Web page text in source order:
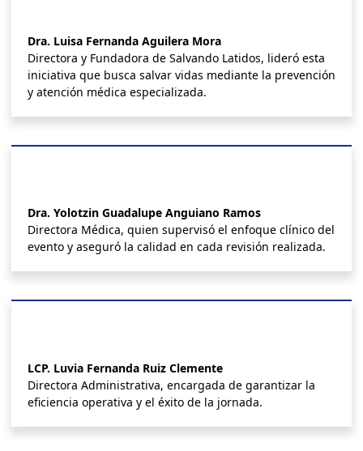
Dra. Luisa Fernanda Aguilera Mora
Directora y Fundadora de Salvando Latidos, lideró esta
iniciativa que busca salvar vidas mediante la prevención
y atención médica especializada.
Dra. Yolotzin Guadalupe Anguiano Ramos
Directora Médica, quien supervisó el enfoque clínico del
evento y aseguró la calidad en cada revisión realizada.
LCP. Luvia Fernanda Ruiz Clemente
Directora Administrativa, encargada de garantizar la
eficiencia operativa y el éxito de la jornada.